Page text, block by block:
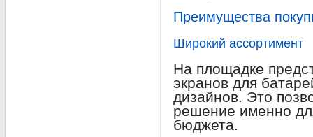
Преимущества
Широкий ассортимент
На площадке
экранов для
дизайнов. Это
решение именно
бюджета.